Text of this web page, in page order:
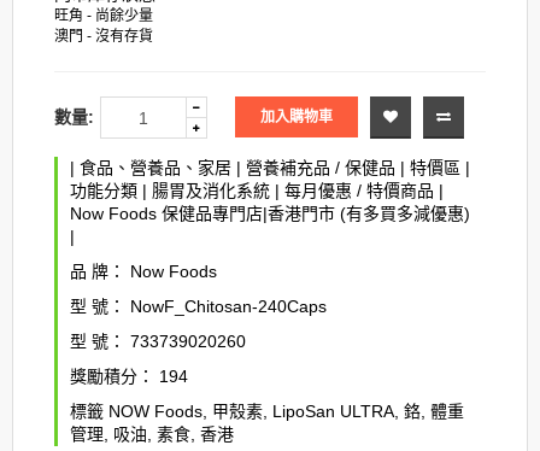
旺角 - 尚餘少量
澳門 - 沒有存貨
數量: 加入購物車
| 食品、營養品、家居 | 營養補充品 / 保健品 | 特價區 |
功能分類 | 腸胃及消化系統 | 每月優惠 / 特價商品 |
Now Foods 保健品專門店|香港門市 (有多買多減優惠)
|
品 牌：
Now Foods
型 號：
NowF_Chitosan-240Caps
型 號：
733739020260
獎勵積分：
194
標籤 NOW Foods 甲殼素 LipoSan ULTRA 鉻 體重
管理
吸油 素食 香港